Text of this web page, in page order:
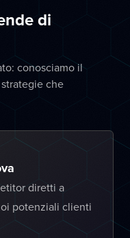
di
conosciamo il
che
diretti a
potenziali clienti